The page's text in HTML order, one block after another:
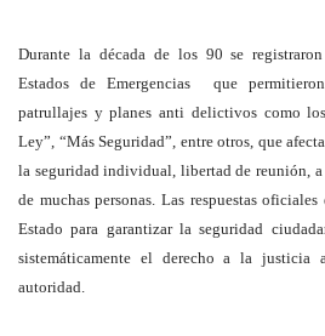
Durante la década de los 90 se registraron
Estados de Emergencias que
patrullajes y planes anti delictivos como
Ley”, “Más Seguridad”, entre otros, que
la seguridad individual, libertad de reunión,
de muchas personas. Las respuestas
Estado para garantizar la seguridad
sistemáticamente el derecho a la justicia
autoridad.